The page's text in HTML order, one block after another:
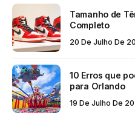
Tamanho de
Completo
20 De Julho De
10 Erros que
para Orlando
19 De Julho De